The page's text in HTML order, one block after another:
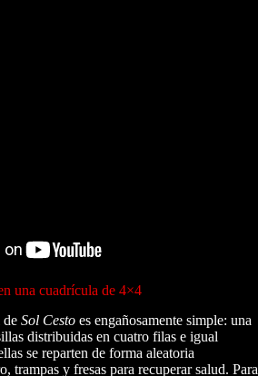
una cuadrícula de 4×4
de Sol Cesto es engañosamente simple: una
distribuidas en cuatro filas e igual
se reparten de forma aleatoria
trampas y fresas para recuperar salud. Para